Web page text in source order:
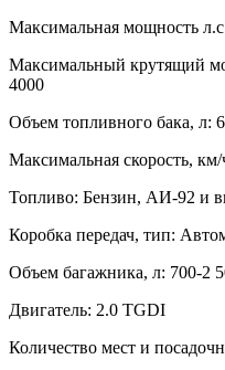
Максимальная мощность
Максимальный крутящий
4000
Объем топливного бака, л:
Максимальная скорость, км/
Топливо: Бензин, АИ-92 и
Коробка передач, тип:
Объем багажника, л: 700-2
Двигатель: 2.0 TGDI
Количество мест и